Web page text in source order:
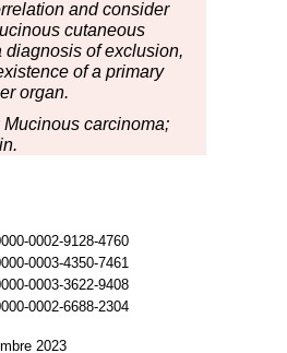
and consider
cutaneous
diagnosis of exclusion,
of a primary
organ.
Mucinous carcinoma;
0002-9128-4760
0003-4350-7461
0003-3622-9408
0002-6688-2304
2023